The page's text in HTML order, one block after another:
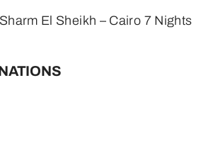
El Sheikh – Cairo 7 Nights